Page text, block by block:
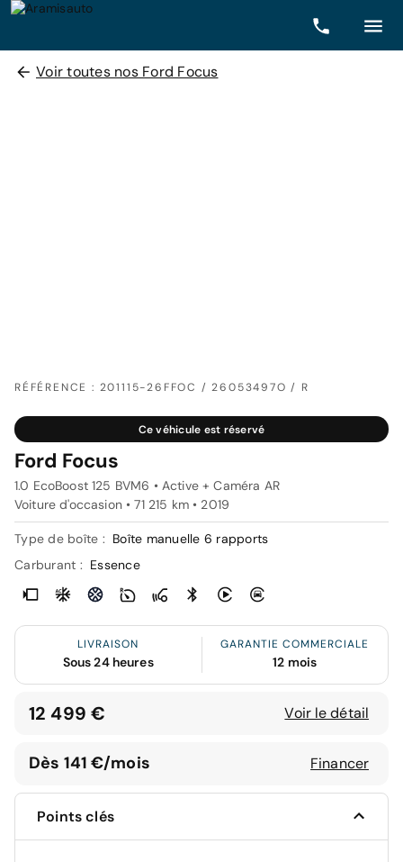
Voir toutes nos Ford Focus
RÉFÉRENCE : 201115-26FFOC / 26053497O / R
Ce véhicule est réservé
Ford Focus
1.0 EcoBoost 125 BVM6 • Active + Caméra AR
Voiture d'occasion • 71 215 km • 2019
Type de boîte : Boîte manuelle 6 rapports
Carburant : Essence
LIVRAISON
Sous 24 heures
GARANTIE COMMERCIALE
12 mois
12 499 € Voir le détail
Dès 141 €/mois Financer
Points clés